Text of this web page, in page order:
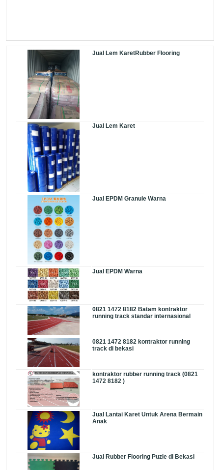
Jual Lem KaretRubber Flooring
Jual Lem Karet
Jual EPDM Granule Warna
Jual EPDM Warna
0821 1472 8182 Batam kontraktor
running track standar internasional
0821 1472 8182 kontraktor running
track di bekasi
kontraktor rubber running track (0821
1472 8182 )
Jual Lantai Karet Untuk Arena Bermain
Anak
Jual Rubber Flooring Puzle di Bekasi